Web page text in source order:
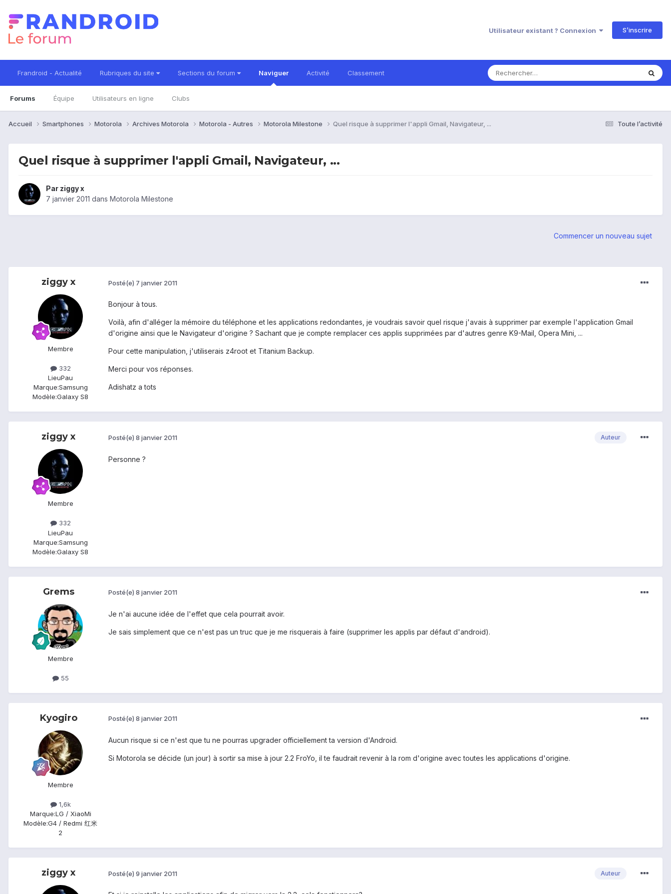
Utilisateur existant ? Connexion S’inscrire
Frandroid - Actualité Rubriques du site Sections du forum Naviguer
Forums Équipe Utilisateurs en ligne Clubs
Activité Classement
Toute l’activité
Accueil Smartphones Motorola Archives Motorola Motorola - Autres Motorola Milestone Quel risque à supprimer l'appli Gmail, Navigateur, ...
Quel risque à supprimer l'appli Gmail, Navigateur, ...
Par ziggy x
7 janvier 2011 dans Motorola Milestone
Commencer un nouveau sujet
ziggy x
Membre
332
LieuPau
Marque:Samsung
Modèle:Galaxy S8
Posté(e) 7 janvier 2011
Bonjour à tous.
Voilà, afin d'alléger la mémoire du téléphone et les applications redondantes, je voudrais savoir quel risque j'avais à supprimer par exemple l'application Gmail
d'origine ainsi que le Navigateur d'origine ? Sachant que je compte remplacer ces applis supprimées par d'autres genre K9-Mail, Opera Mini, ...
Pour cette manipulation, j'utiliserais z4root et Titanium Backup.
Merci pour vos réponses.
Adishatz a tots
ziggy x
Membre
332
LieuPau
Marque:Samsung
Modèle:Galaxy S8
Auteur
Posté(e) 8 janvier 2011
Personne ?
Grems
Membre
55
Posté(e) 8 janvier 2011
Je n'ai aucune idée de l'effet que cela pourrait avoir.
Je sais simplement que ce n'est pas un truc que je me risquerais à faire (supprimer les applis par défaut d'android).
Kyogiro
Membre
1,6k
Marque:LG / XiaoMi
Modèle:G4 / Redmi 红米
2
Posté(e) 8 janvier 2011
Aucun risque si ce n'est que tu ne pourras upgrader officiellement ta version d'Android.
Si Motorola se décide (un jour) à sortir sa mise à jour 2.2 FroYo, il te faudrait revenir à la rom d'origine avec toutes les applications d'origine.
ziggy x Auteur
Posté(e) 9 janvier 2011